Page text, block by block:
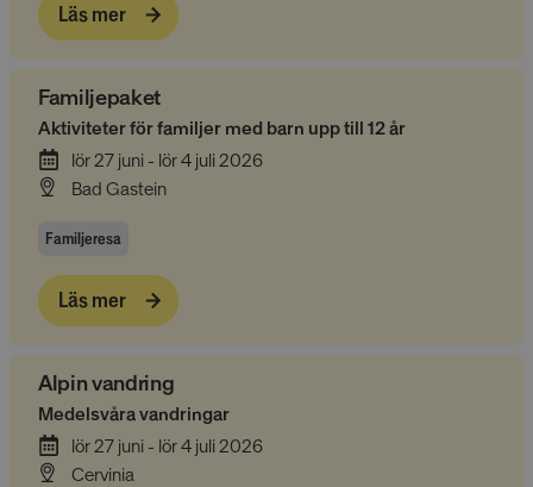
Läs mer
Familjepaket
Aktiviteter för familjer med barn upp till 12 år
lör 27 juni - lör 4 juli 2026
Bad Gastein
Familjeresa
Läs mer
Alpin vandring
Medelsvåra vandringar
lör 27 juni - lör 4 juli 2026
Cervinia